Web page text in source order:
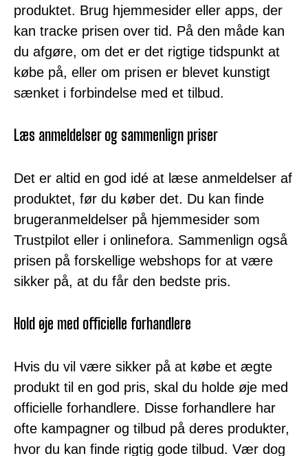
produktet. Brug hjemmesider eller apps, der
kan tracke prisen over tid. På den måde kan
du afgøre, om det er det rigtige tidspunkt at
købe på, eller om prisen er blevet kunstigt
sænket i forbindelse med et tilbud.
Læs anmeldelser og sammenlign priser
Det er altid en god idé at læse anmeldelser af
produktet, før du køber det. Du kan finde
brugeranmeldelser på hjemmesider som
Trustpilot eller i onlinefora. Sammenlign også
prisen på forskellige webshops for at være
sikker på, at du får den bedste pris.
Hold øje med officielle forhandlere
Hvis du vil være sikker på at købe et ægte
produkt til en god pris, skal du holde øje med
officielle forhandlere. Disse forhandlere har
ofte kampagner og tilbud på deres produkter,
hvor du kan finde rigtig gode tilbud. Vær dog